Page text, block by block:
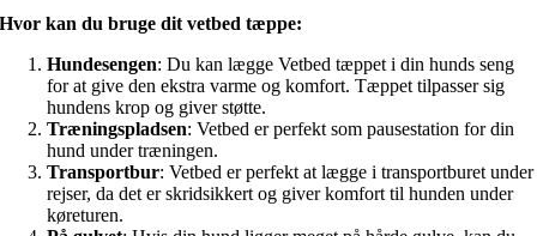
Hvor kan du bruge dit vetbed tæppe:
Hundesengen: Du kan lægge Vetbed tæppet i din hunds seng
for at give den ekstra varme og komfort. Tæppet tilpasser sig
hundens krop og giver støtte.
Træningspladsen: Vetbed er perfekt som pausestation for din
hund under træningen.
Transportbur: Vetbed er perfekt at lægge i transportburet under
rejser, da det er skridsikkert og giver komfort til hunden under
køreturen.